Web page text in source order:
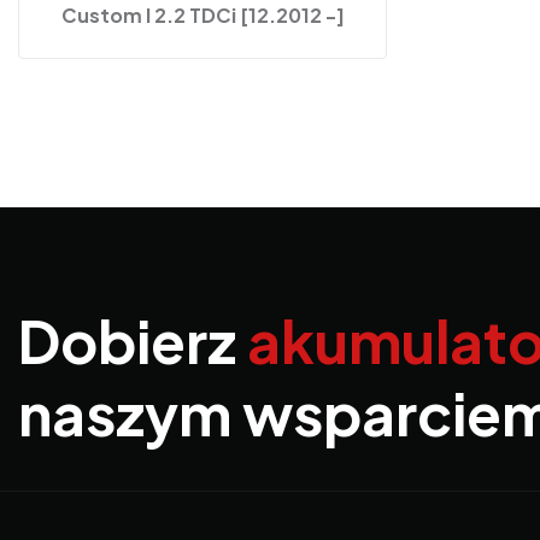
Custom I 2.2 TDCi [12.2012 -]
Dobierz
naszym